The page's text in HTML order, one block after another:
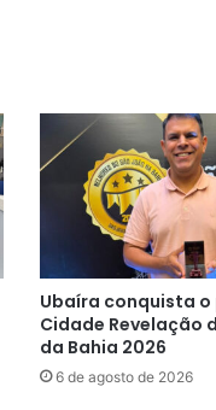
Ubaíra conquista
Cidade Revelação
da Bahia 2026
6 de agosto de 2026